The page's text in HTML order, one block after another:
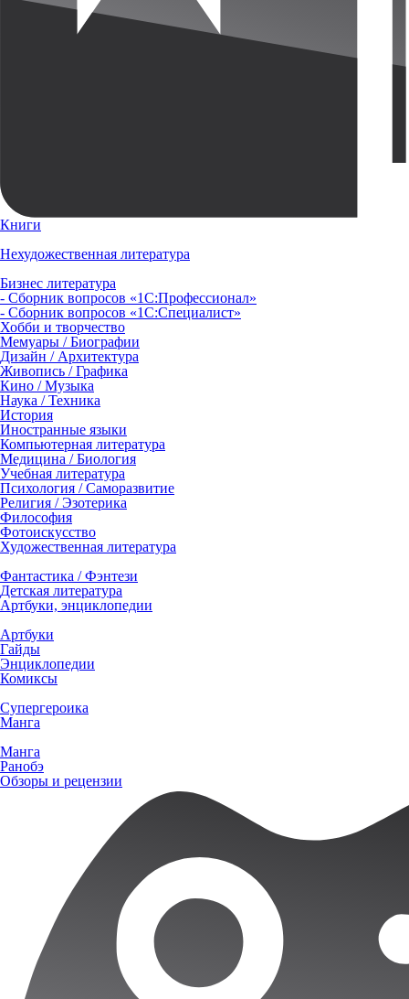
Книги
Нехудожественная литература
Бизнес литература
- Сборник вопросов «1С:Профессионал»
- Сборник вопросов «1С:Специалист»
Хобби и творчество
Мемуары / Биографии
Дизайн / Архитектура
Живопись / Графика
Кино / Музыка
Наука / Техника
История
Иностранные языки
Компьютерная литература
Медицина / Биология
Учебная литература
Психология / Саморазвитие
Религия / Эзотерика
Философия
Фотоискусство
Художественная литература
Фантастика / Фэнтези
Детская литература
Артбуки, энциклопедии
Артбуки
Гайды
Энциклопедии
Комиксы
Супергероика
Манга
Манга
Ранобэ
Обзоры и рецензии